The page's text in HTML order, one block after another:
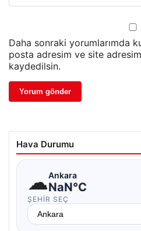
Daha sonraki yorumlarımda
posta adresim ve site adresim
kaydedilsin.
Hava Durumu
☁Ankara
NaN°C
ŞEHIR SEÇ